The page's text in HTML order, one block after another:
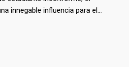
innegable influencia para el
lo señalan de arrogarse la
manejar financiamientos y